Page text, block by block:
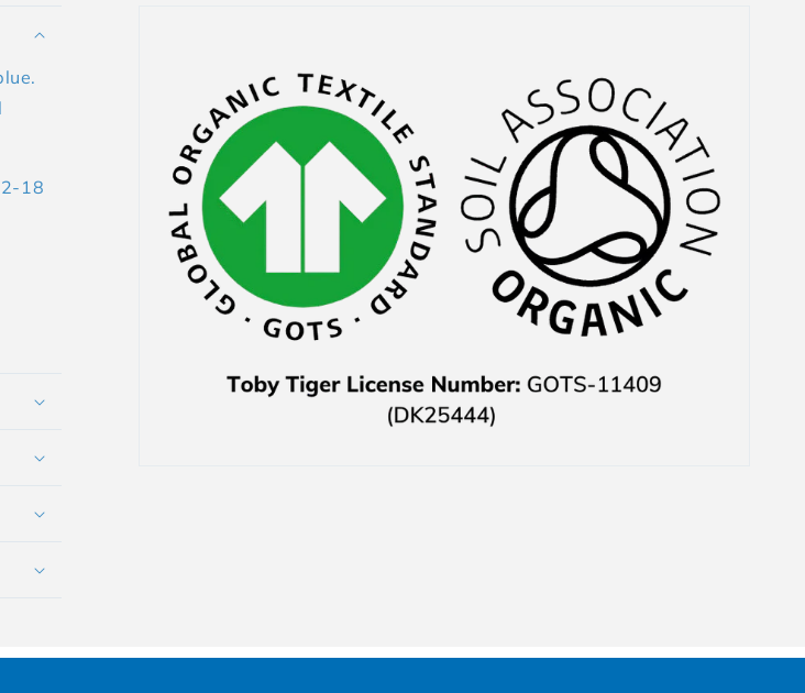
weswegen ich mich
überhaupt für den Kauf
entschieden hatte. Der
Kundenservice hat mir
das zwar 1-2 Tage
danach direkt sehe
freundlich per E-Mail
mitgeteilt und auch
nachher den Preis
wieder erstattet aber
habe mich trotzdem
geärgert.
18